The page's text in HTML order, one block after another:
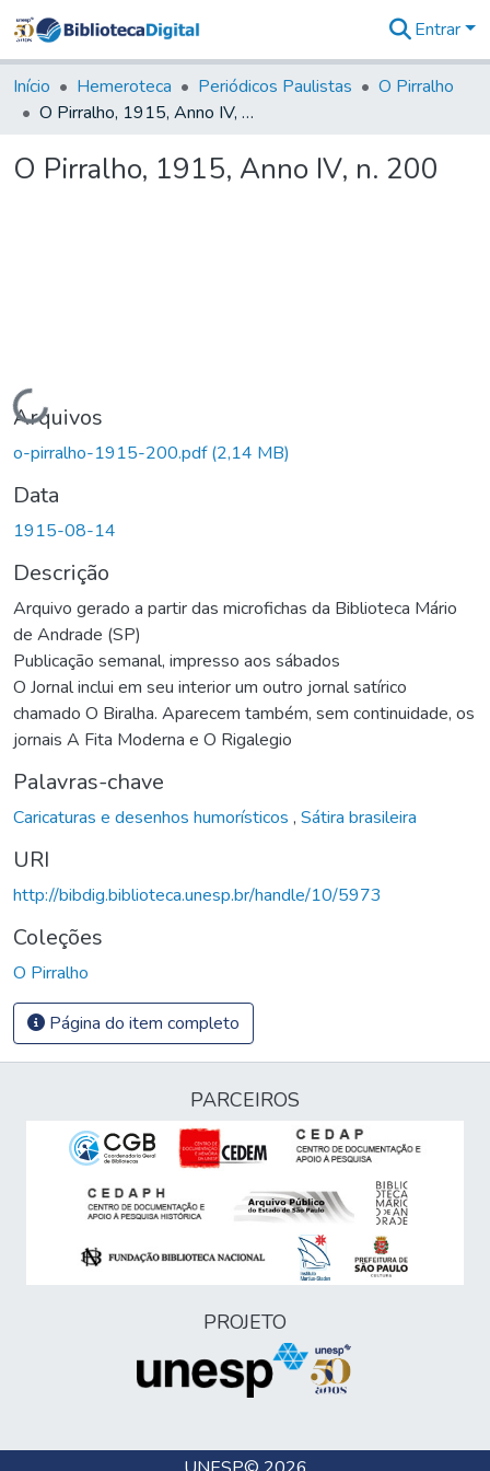
&
Coleções
Tudo na
Digital
Entrar
Início Hemeroteca Periódicos Paulistas
O Pirralho
O Pirralho, 1915, Anno IV, n. 200
O Pirralho, 1915, Anno IV, n. 200
Carregando...
Arquivos
o-pirralho-1915-200.pdf(2,14 MB)
Data
1915-08-14
Descrição
Arquivo gerado a partir das microfichas da Biblioteca Mário
de Andrade (SP)
Publicação semanal, impresso aos sábados
O Jornal inclui em seu interior um outro jornal satírico
chamado O Biralha. Aparecem também, sem continuidade, os
jornais A Fita Moderna e O Rigalegio
Palavras-chave
Caricaturas e desenhos humorísticos , Sátira brasileira
URI
http://bibdig.biblioteca.unesp.br/handle/10/5973
Coleções
O Pirralho
Página do item completo
PARCEIROS
PROJETO